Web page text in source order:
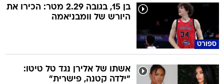
ספורט
בן 15, בגובה 2.29 מטר: הכירו את
היורש של וומבניאמה
אשתו של אלירן נגד טל טיטו:
"ילדה קטנה, פישרית"